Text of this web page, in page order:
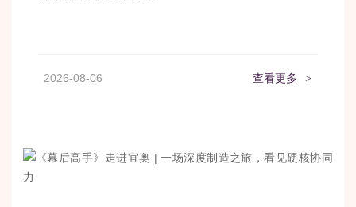
2026-08-06 查看更多 >